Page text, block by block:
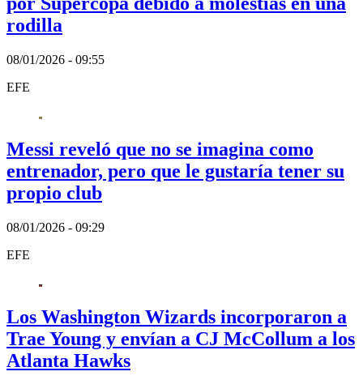
rodilla
08/01/2026 - 09:55
EFE
Messi reveló que no se imagina como
entrenador, pero que le gustaría tener su
propio club
08/01/2026 - 09:29
EFE
Los Washington Wizards incorporaron a
Trae Young y envían a CJ McCollum a los
Atlanta Hawks